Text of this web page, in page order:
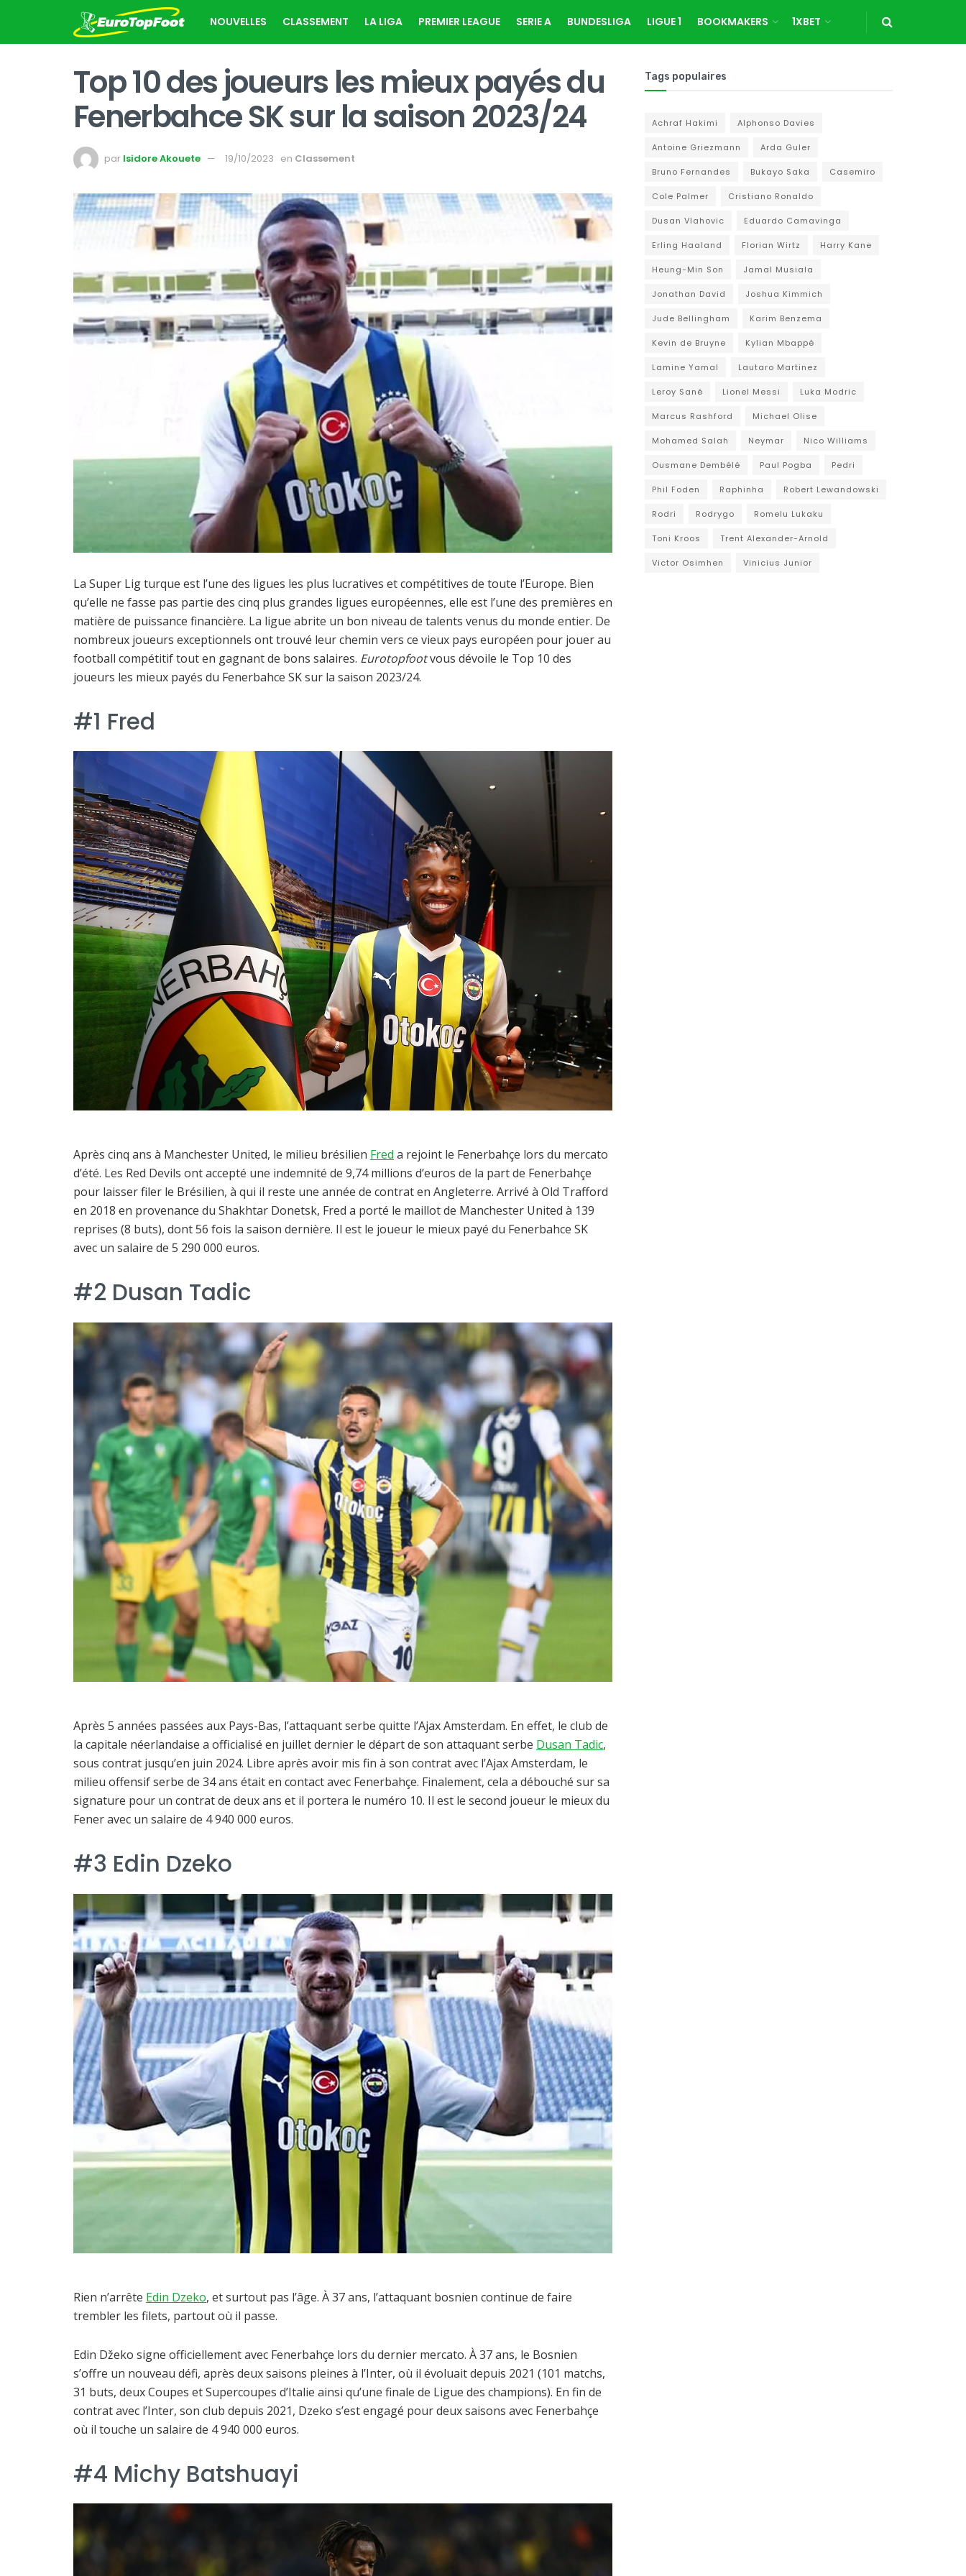
NOUVELLES CLASSEMENT LA LIGA PREMIER LEAGUE SERIE A BUNDESLIGA LIGUE 1 BOOKMAKERS 1XBET
Top 10 des joueurs les mieux payés du
Fenerbahce SK sur la saison 2023/24
par Isidore Akouete 19/10/2023 en Classement
La Super Lig turque est l’une des ligues les plus lucratives et compétitives de toute l’Europe. Bien
qu’elle ne fasse pas partie des cinq plus grandes ligues européennes, elle est l’une des premières en
matière de puissance financière. La ligue abrite un bon niveau de talents venus du monde entier. De
nombreux joueurs exceptionnels ont trouvé leur chemin vers ce vieux pays européen pour jouer au
football compétitif tout en gagnant de bons salaires. Eurotopfootvous dévoile le Top 10 des
joueurs les mieux payés du Fenerbahce SK sur la saison 2023/24.
#1 Fred
Après cinq ans à Manchester United, le milieu brésilien Fred a rejoint le Fenerbahçe lors du mercato
d’été. Les Red Devils ont accepté une indemnité de 9,74 millions d’euros de la part de Fenerbahçe
pour laisser filer le Brésilien, à qui il reste une année de contrat en Angleterre. Arrivé à Old Trafford
en 2018 en provenance du Shakhtar Donetsk, Fred a porté le maillot de Manchester United à 139
reprises (8 buts), dont 56 fois la saison dernière. Il est le joueur le mieux payé du Fenerbahce SK
avec un salaire de 5 290 000 euros.
#2 Dusan Tadic
Après 5 années passées aux Pays-Bas, l’attaquant serbe quitte l’Ajax Amsterdam. En effet, le club de
la capitale néerlandaise a officialisé en juillet dernier le départ de son attaquant serbe Dusan Tadic,
sous contrat jusqu’en juin 2024. Libre après avoir mis fin à son contrat avec l’Ajax Amsterdam, le
milieu offensif serbe de 34 ans était en contact avec Fenerbahçe. Finalement, cela a débouché sur sa
signature pour un contrat de deux ans et il portera le numéro 10. Il est le second joueur le mieux du
Fener avec un salaire de 4 940 000 euros.
#3 Edin Dzeko
Rien n’arrête Edin Dzeko, et surtout pas l’âge. À 37 ans, l’attaquant bosnien continue de faire
trembler les filets, partout où il passe.
Edin Džeko signe officiellement avec Fenerbahçe lors du dernier mercato. À 37 ans, le Bosnien
s’offre un nouveau défi, après deux saisons pleines à l’Inter, où il évoluait depuis 2021 (101 matchs,
31 buts, deux Coupes et Supercoupes d’Italie ainsi qu’une finale de Ligue des champions). En fin de
contrat avec l’Inter, son club depuis 2021, Dzeko s’est engagé pour deux saisons avec Fenerbahçe
où il touche un salaire de 4 940 000 euros.
#4 Michy Batshuayi
Tags populaires
Achraf Hakimi Alphonso Davies
Antoine Griezmann Arda Guler
Bruno Fernandes Bukayo Saka Casemiro
Cole Palmer Cristiano Ronaldo
Dusan Vlahovic Eduardo Camavinga
Erling Haaland Florian Wirtz Harry Kane
Heung-Min Son Jamal Musiala
Jonathan David Joshua Kimmich
Jude Bellingham Karim Benzema
Kevin de Bruyne Kylian Mbappé
Lamine Yamal Lautaro Martinez
Leroy Sané Lionel Messi Luka Modric
Marcus Rashford Michael Olise
Mohamed Salah Neymar Nico Williams
Ousmane Dembélé Paul Pogba Pedri
Phil Foden Raphinha Robert Lewandowski
Rodri Rodrygo Romelu Lukaku
Toni Kroos Trent Alexander-Arnold
Victor Osimhen Vinicius Junior